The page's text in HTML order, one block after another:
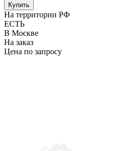
Купить
На территории РФ
ЕСТЬ
В Москве
На заказ
Цена по запросу